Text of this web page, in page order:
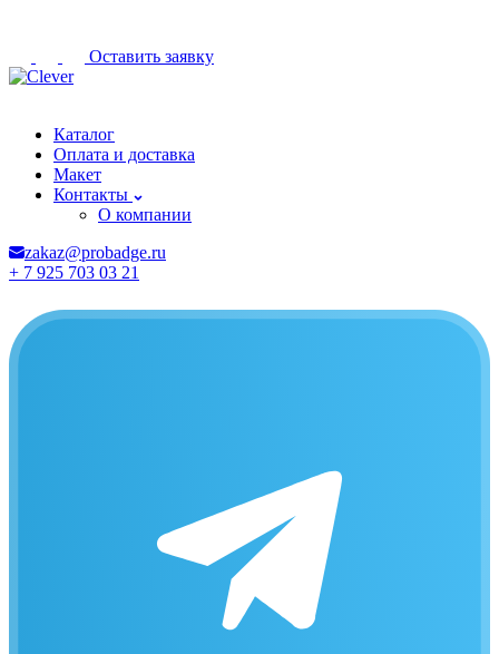
Оставить заявку
Каталог
Оплата и доставка
Макет
Контакты
О компании
zakaz@probadge.ru
+ 7 925 703 03 21